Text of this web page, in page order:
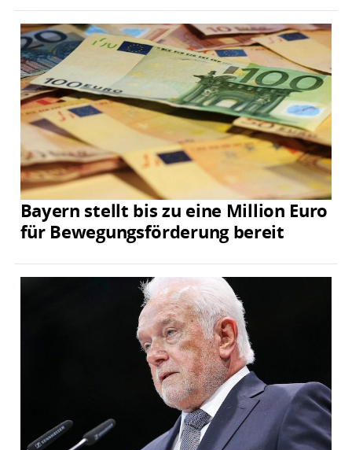
Bayern stellt bis zu eine Million Euro
für Bewegungsförderung bereit